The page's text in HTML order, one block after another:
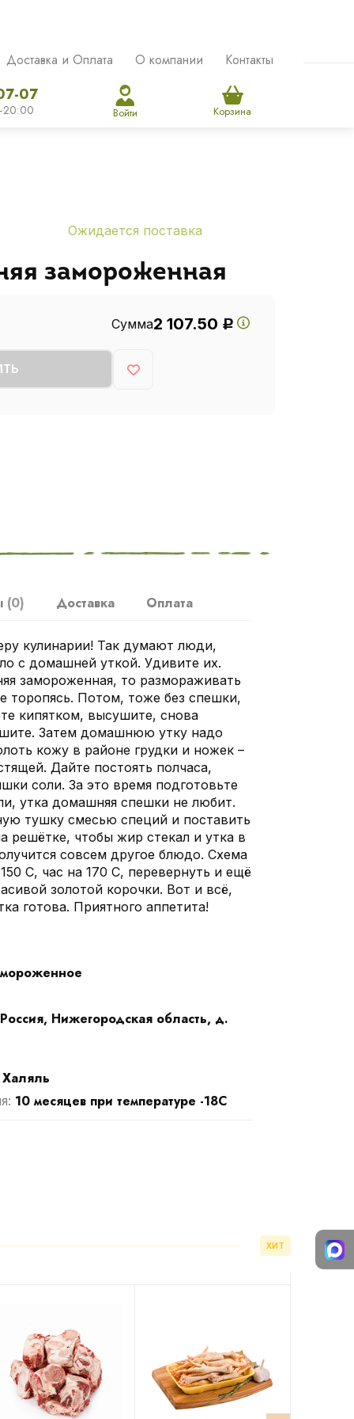
Доставка и Оплата О компании Контакты
07
20:00 Войти Корзина
Ожидается поставка
замороженная
Сумма2 107.50 Р
(0) Доставка Оплата
кулинарии! Так думают люди,
с домашней уткой. Удивите их.
замороженная, то размораживать
торопясь. Потом, тоже без спешки,
кипятком, высушите, снова
Затем домашнюю утку надо
кожу в районе грудки и ножек –
Дайте постоять полчаса,
соли. За это время подготовьте
утка домашняя спешки не любит.
тушку смесью специй и поставить
решётке, чтобы жир стекал и утка в
совсем другое блюдо. Схема
C, час на 170 C, перевернуть и ещё
золотой корочки. Вот и всё,
готова. Приятного аппетита!
Россия, Нижегородская область, д.
Халяль
10 месяцев при температуре -18С
ХИТ